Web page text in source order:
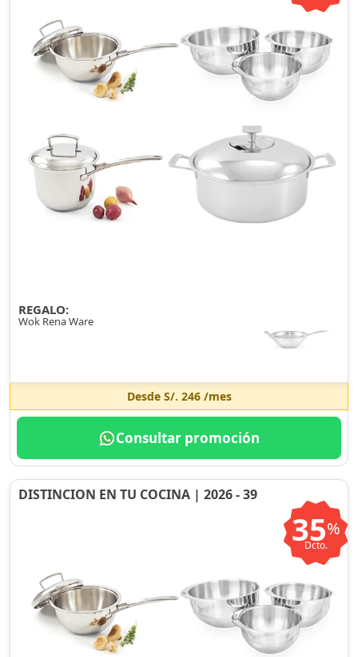
REGALO:
Wok Rena Ware
Desde S/. 246/mes
Consultar promoción
DISTINCION EN TU COCINA | 2026 - 39
35%
Dcto.